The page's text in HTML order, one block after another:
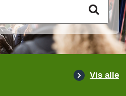
Vis alle